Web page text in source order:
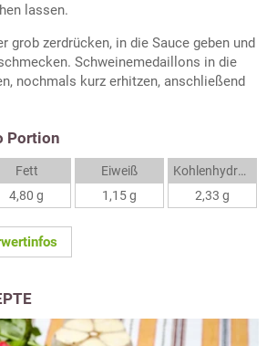
lassen.
grob zerdrücken, in die Sauce geben und
Schweinemedaillons in die
nochmals kurz erhitzen, anschließend
Portion
Fett
4,80 g
Eiweiß
1,15 g
Kohlenhydrate
2,33 g